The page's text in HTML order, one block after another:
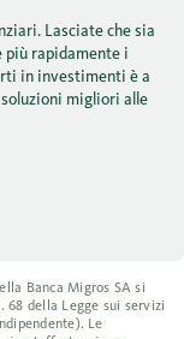
Lasciate che sia
più rapidamente i
in investimenti è a
migliori alle
Banca Migros SA si
della Legge sui servizi
Le